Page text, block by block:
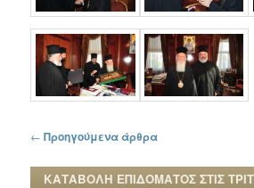
Πλοήγηση στα άρθρα
← Προηγούμενα άρθρα
ΚΑΤΑΒΟΛΗ ΕΠΙΔΟΜΑΤΟΣ ΣΤΙΣ